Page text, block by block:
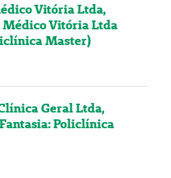
Vitória Ltda,
Médico Vitória Ltda
Master)
Geral Ltda,
Policlínica